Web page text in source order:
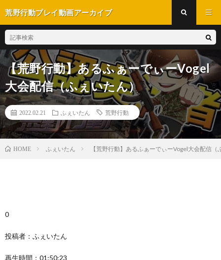
荒野行動プレイ動画アーカイブ
【荒野行動】あるふぁーでぃーVogel
大会配信（ふぇいたん）
2022.02.21 ふぇいたん 荒野行動
HOME ふぇいたん 【荒野行動】あるふぁーでぃーVogel大会配信（
0
投稿者：ふぇいたん
再生時間：01:50:23